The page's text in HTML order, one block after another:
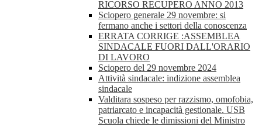
RICORSO RECUPERO ANNO 2013
Sciopero generale 29 novembre: si
fermano anche i settori della conoscenza
ERRATA CORRIGE :ASSEMBLEA
SINDACALE FUORI DALL'ORARIO
DI LAVORO
Sciopero del 29 novembre 2024
Attività sindacale: indizione assemblea
sindacale
Valditara sospeso per razzismo, omofobia,
patriarcato e incapacità gestionale. USB
Scuola chiede le dimissioni del Ministro